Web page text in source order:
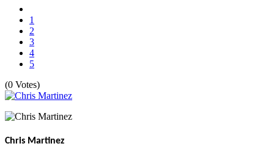
1
2
3
4
5
(0 Votes)
Chris Martinez